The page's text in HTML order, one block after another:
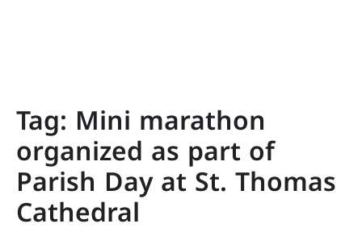
Tag: Mini marathon
organized as part of
Parish Day at St. Thomas
Cathedral